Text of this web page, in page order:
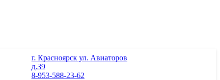
г. Красноярск ул. Авиаторов
д.39
8-953-588-23-62